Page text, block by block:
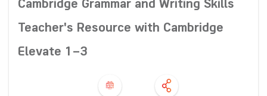
Cambridge Grammar and Writing Skills
Teacher's Resource with Cambridge
Elevate 1–3